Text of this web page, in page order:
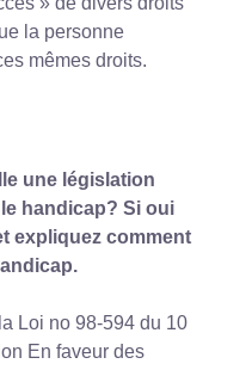
la personne
mêmes droits.
une législation
handicap? Si oui
expliquez comment
Loi no 98-594 du 10
En faveur des